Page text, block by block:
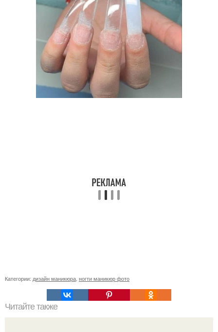
Категории: дизайн маникюра ногти маникюр фото
Читайте также